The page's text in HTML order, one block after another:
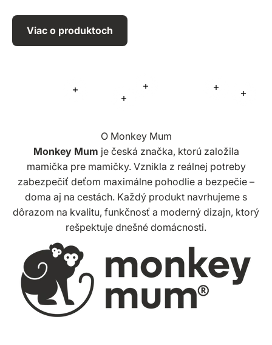
Viac o produktoch
Viac
Viac informácií
O Monkey Mum
Monkey Mum je česká značka, ktorú založila
mamička pre mamičky. Vznikla z reálnej potreby
zabezpečiť deťom maximálne pohodlie a bezpečie –
doma aj na cestách. Každý produkt navrhujeme s
dôrazom na kvalitu, funkčnosť a moderný dizajn, ktorý
rešpektuje dnešné domácnosti.